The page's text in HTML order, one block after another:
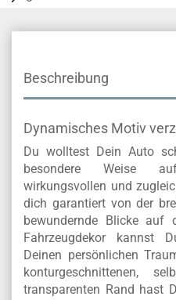
Beschreibung
Dynamisches Motiv
Du wolltest Dein Auto
besondere Weise
wirkungsvollen und
dich garantiert von der
bewundernde Blicke auf
Fahrzeugdekor kannst
Deinen persönlichen
konturgeschnittenen,
transparenten Rand hast